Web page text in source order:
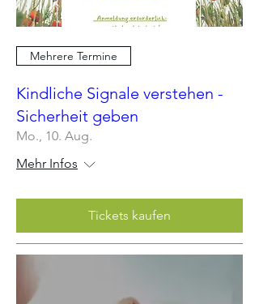
Mehrere Termine
Kindliche Signale verstehen -
Sicherheit geben
Mo., 10. Aug.
Mehr Infos
Tickets kaufen